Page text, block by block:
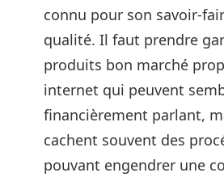
connu pour son savoir-
qualité. Il faut prendre
produits bon marché
internet qui peuvent
financièrement parlant,
cachent souvent des
pouvant engendrer une